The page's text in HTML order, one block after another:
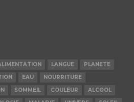
LANGUE
PLANETE
EAU
NOURRITURE
SOMMEIL COULEUR
ALCOOL